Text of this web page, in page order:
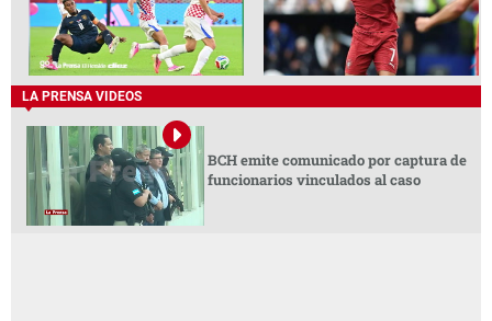
LA PRENSA VIDEOS
BCH emite comunicado por captura de
funcionarios vinculados al caso